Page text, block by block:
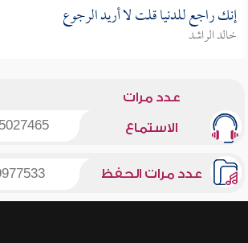
إنك راجع للدنيا قلت لا أريد الرجوع
خالد الراشد
عدد مرات
الاستماع
عدد مرات الحفظ